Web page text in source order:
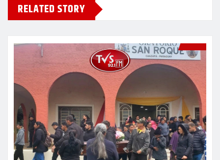
RELATED STORY